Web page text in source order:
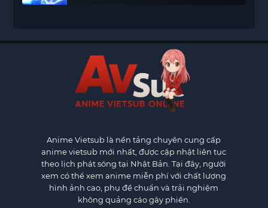
Anime Vietsub là nền tảng chuyên cung cấp
anime vietsub mới nhất, được cập nhật liên tục
theo lịch phát sóng tại Nhật Bản. Tại đây, người
xem có thể xem anime miễn phí với chất lượng
hình ảnh cao, phụ đề chuẩn và trải nghiệm
không quảng cáo gây phiền.